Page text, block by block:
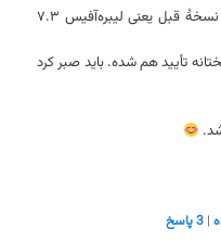
بله، اصطلاحاً این یک پس‌رفت نسبت به نسخهٔ قبل یعنی لیبره‌آفیس ۷.۳
تأیید هم شده. باید صبر کرد
|
3پاسخ